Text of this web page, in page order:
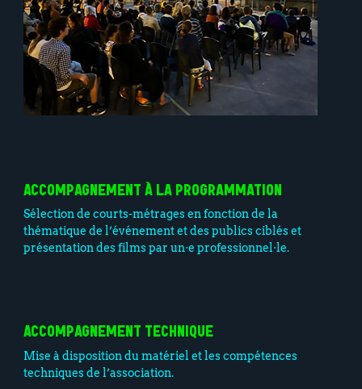
ACCOMPAGNEMENT À LA PROGRAMMATION
Sélection de courts-métrages en fonction de la
thématique de l’événement et des publics ciblés et
présentation des films par un·e professionnel·le.
ACCOMPAGNEMENT TECHNIQUE
Mise à disposition du matériel et les compétences
techniques de l’association.